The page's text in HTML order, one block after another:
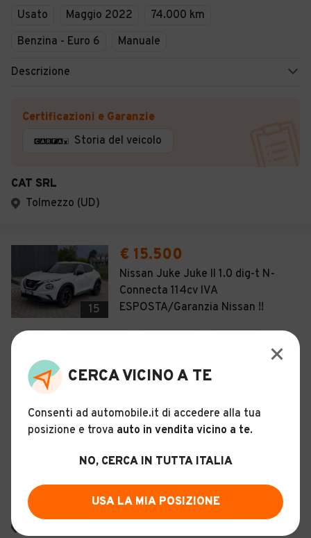
Usato Maggio 2022
74.000 km
Benzina - Euro 6
Manuale
Descrizione
Certificazioni e Garanzie
Storia del veicolo
CAT SRL
Tolmezzo (UD)
15
€ 15.500
Nissan Juke Juke II 1.0 dig-t N-
Connecta 114cv IVA
ESPOSTA/Garanzia Nissan !!
Manuale
Descrizione
Storia del veicolo
GLOBAL S.R.L.
CERCA VICINO A TE
Consenti ad automobile.it di accedere alla tua
posizione e trova auto in vendita vicino a te.
NO, CERCA IN TUTTA ITALIA
USA LA MIA POSIZIONE